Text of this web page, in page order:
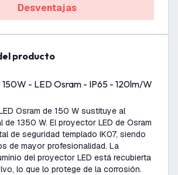
Desventajas
producto
- LED Osram - IP65 - 120lm/W
Osram de 150 W sustituye al
1350 W. El proyector LED de Osram
de seguridad templado IK07, siendo
de mayor profesionalidad. La
del proyector LED está recubierta
lo que lo protege de la corrosión.